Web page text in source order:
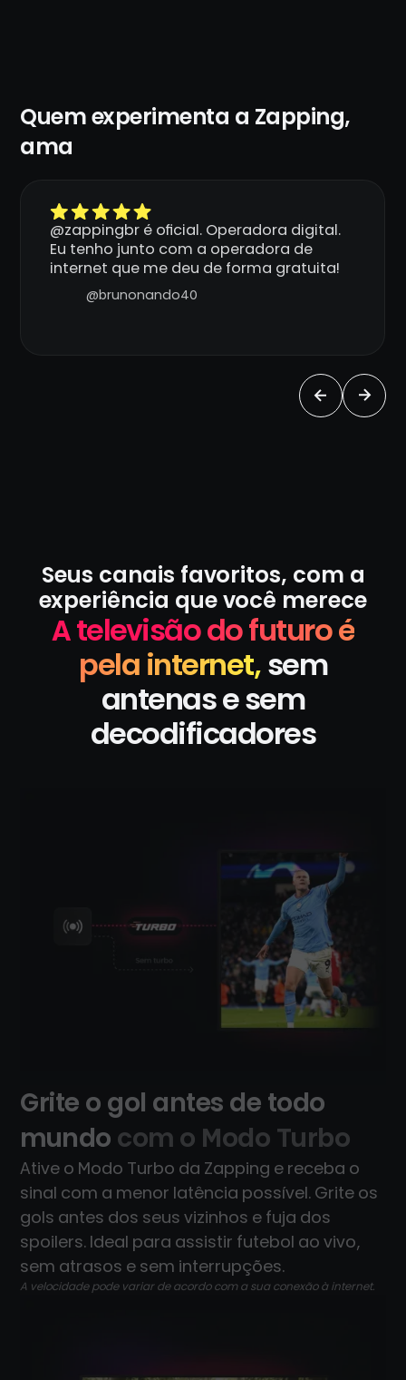
Quem experimenta a Zapping,
ama
@zappingbr é oficial. Operadora digital.
Eu tenho junto com a operadora de
internet que me deu de forma gratuita!
@brunonando40
Seus canais favoritos, com a
experiência que você merece
A televisão do futuro é
pela internet,sem
antenas e sem
decodificadores
Grite o gol antes de todo
mundo com o Modo Turbo
Ative o Modo Turbo da Zapping e receba o
sinal com a menor latência possível. Grite os
gols antes dos seus vizinhos e fuja dos
spoilers. Ideal para assistir futebol ao vivo,
sem atrasos e sem interrupções.
A velocidade pode variar de acordo com a sua conexão à internet.